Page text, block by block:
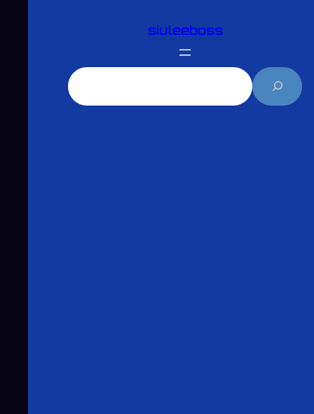
siuleeboss